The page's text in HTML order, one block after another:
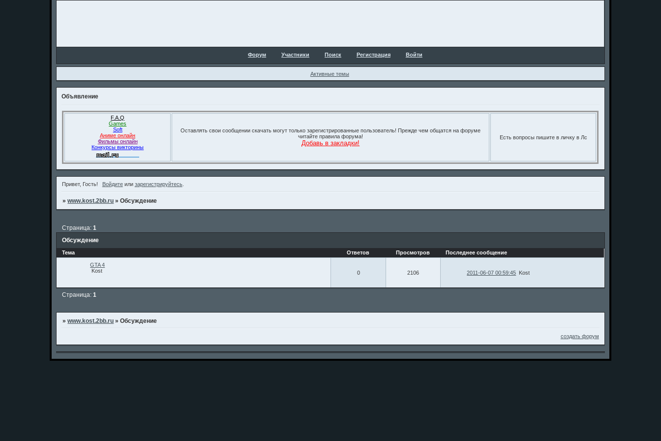
Форум Участники Поиск Регистрация Войти
Активные темы
Объявление
F.A.Q
Games
Soft
Аниме онлайн
Фильмы онлайн
Конкурсы викторины
Оставлять свои сообщении скачать могут только зарегистрированные пользователь! Прежде чем общатся на форуме
читайте правила форума!
Добавь в закладки!
Есть вопросы пишите в личку в Лс
Привет, Гость! Войдитеили зарегистрируйтесь.
»www.kost.2bb.ru »Обсуждение
Обсуждение
Страница:1
Тема Ответов Просмотров Последнее сообщение
GTA 4
Kost
0 2106 2011-06-07 00:59:45 Kost
Страница:1
»www.kost.2bb.ru »Обсуждение
создать форум